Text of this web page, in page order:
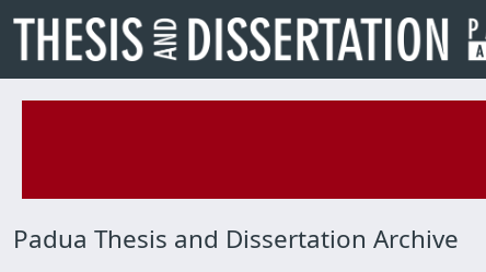
Padua Thesis and Dissertation Archive